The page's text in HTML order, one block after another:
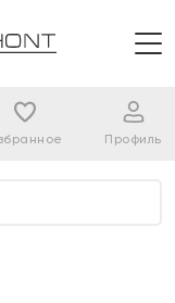
Профиль